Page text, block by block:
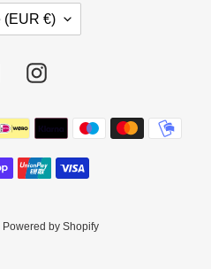
(EUR €)
FacebookInstagram
Betaalmethoden
Powered by Shopify